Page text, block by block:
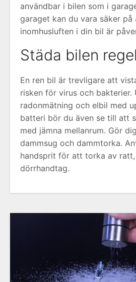
användbar i bilen som i
garaget kan du vara säker på
inomhusluften i din bil är
Städa bilen
En ren bil är trevligare att
risken för virus och bakterier.
radonmätning och elbil med
batteri bör du även se till att
med jämna mellanrum. Gör
dammsug och dammtorka.
handsprit för att torka av
dörrhandtag.